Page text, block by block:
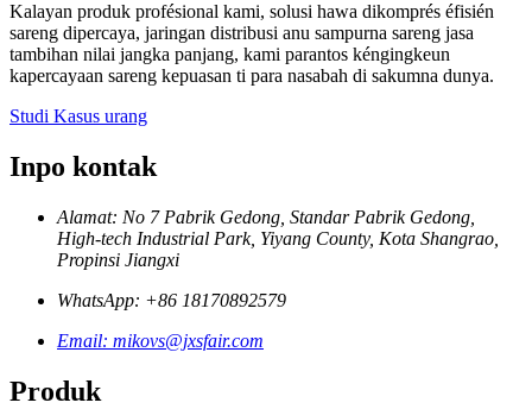
Kalayan produk profésional kami, solusi hawa dikomprés éfisién
sareng dipercaya, jaringan distribusi anu sampurna sareng jasa
tambihan nilai jangka panjang, kami parantos kéngingkeun
kapercayaan sareng kepuasan ti para nasabah di sakumna dunya.
Studi Kasus urang
Inpo kontak
Alamat: No 7 Pabrik Gedong, Standar Pabrik Gedong,
High-tech Industrial Park, Yiyang County, Kota Shangrao,
Propinsi Jiangxi
WhatsApp: +86 18170892579
Email: mikovs@jxsfair.com
Produk